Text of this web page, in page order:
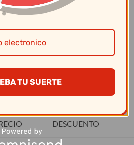
inox.
DESCUENTO
TU SUERTE